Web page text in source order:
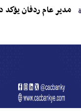
عام ردفان يؤكد دعم